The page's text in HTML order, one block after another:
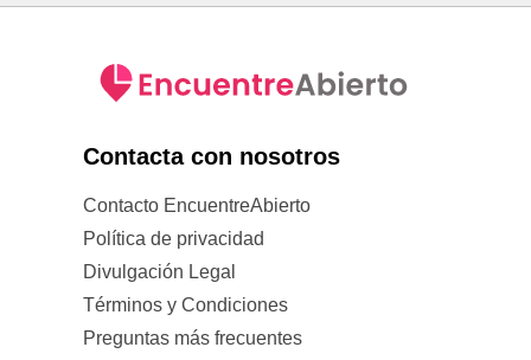
Contacta con nosotros
Contacto EncuentreAbierto
Política de privacidad
Divulgación Legal
Términos y Condiciones
Preguntas más frecuentes